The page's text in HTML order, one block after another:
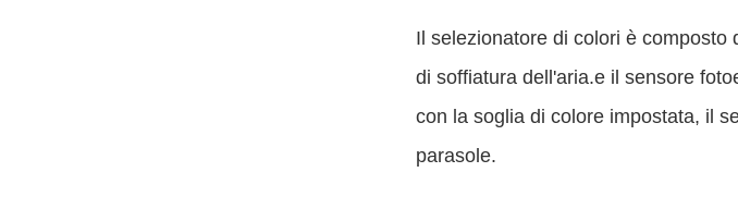
Il selezionatore di colori è
di soffiatura dell'aria.e il sensore
con la soglia di colore impostata, il
parasole.